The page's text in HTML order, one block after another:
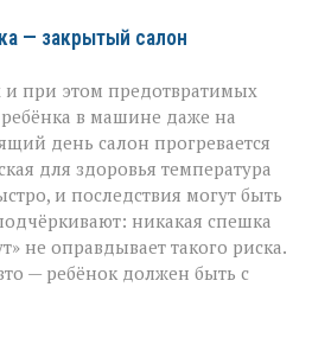
— закрытый салон
при этом предотвратимых
в машине даже на
день салон прогревается
для здоровья температура
и последствия могут быть
никакая спешка
не оправдывает такого риска.
— ребёнок должен быть с